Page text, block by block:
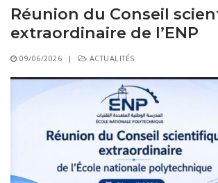
Rechercher :
:
Accueil
Ecole
Présentation
Histoire de l’école
Départements
Automatique
Coopération
Réunion du Conseil
extraordinaire de l’ENP
09/06/2026 | ACTUALITÉS